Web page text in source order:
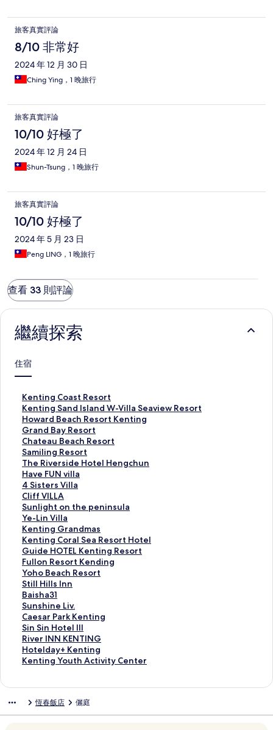
旅客真實評論
8/10 非常好
2024 年 12 月 30 日
Ching Ying，1 晚旅行
旅客真實評論
10/10 好極了
2024 年 12 月 24 日
Shun-Tsung，1 晚旅行
旅客真實評論
10/10 好極了
2024 年 5 月 23 日
Peng LING，1 晚旅行
查看 33 則評論
繼續探索
住宿
Kenting Coast Resort
K
e
n
t
i
n
g
C
o
a
s
t
R
e
s
o
r
t
的
連
結
Kenting Sand Island W-Villa Seaview Resort
K
e
n
t
i
n
g
S
a
n
d
I
s
l
a
n
d
W
-
V
i
l
l
a
i
Howard Beach Resort Kenting
H
o
w
a
r
d
B
e
a
c
h
R
e
s
o
r
t
K
e
n
t
i
n
結
Grand Bay Resort
G
r
a
n
d
B
a
y
R
e
s
o
r
t
的
連
結
Chateau Beach Resort
C
h
a
t
e
a
u
B
e
a
c
h
R
e
s
o
r
t
的
連
結
Samiling Resort
S
a
m
i
l
i
n
g
R
e
s
o
r
t
的
連
結
The Riverside Hotel Hengchun
T
h
e
R
i
v
e
r
s
i
d
e
H
o
t
e
l
H
e
u
Have FUN villa
H
a
v
e
F
U
N
v
i
l
l
a
的
連
結
4 Sisters Villa
4
S
i
s
t
e
r
s
V
i
l
l
a
的
連
結
Cliff VILLA
C
l
i
f
f
V
I
L
L
A
的
連
結
Sunlight on the peninsula
S
u
n
l
i
g
h
t
o
n
t
h
e
p
e
u
Ye-Lin Villa
Y
e
-
L
i
n
V
i
l
l
a
的
連
結
Kenting Grandmas
K
e
n
t
i
n
g
G
r
a
n
d
m
連
結
Kenting Coral Sea Resort Hotel
K
e
n
t
i
n
g
C
o
r
a
l
e
Guide HOTEL Kenting Resort
G
u
i
d
e
H
O
T
E
L
K
n
Fullon Resort Kending
F
u
l
l
o
n
R
e
s
o
n
Yoho Beach Resort
Y
o
h
o
B
e
a
c
h
r
Still Hills Inn
S
t
i
l
l
H
i
l
n
Baisha31
B
a
i
s
h
a
3
結
Sunshine Liv.
S
u
n
s
h
i
v
Caesar Park Kenting
C
a
e
s
a
k
Sin Sin Hotel III
S
i
n
S
t
River INN KENTING
R
i
v
N
Hotelday+ Kenting
H
o
a
Kenting Youth Activity Center
K
n
恆春飯店 儷庭